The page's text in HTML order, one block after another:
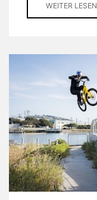
WEITER LESEN